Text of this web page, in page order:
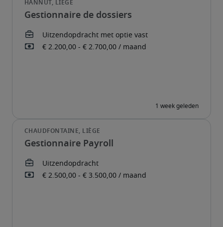
Gestionnaire de dossiers
Gestionnaire Payroll